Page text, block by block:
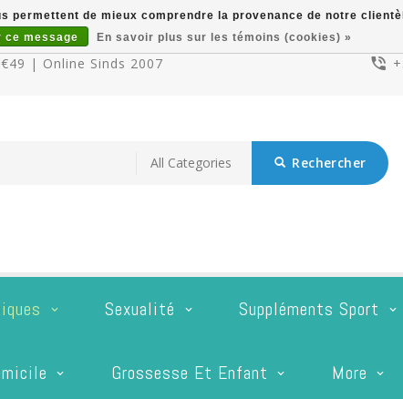
| Online Sinds 2007
Rechercher
Sexualité Suppléments Sport
Grossesse Et Enfant More
de mieux comprendre la provenance de notre
ce message En savoir plus sur les témoins (cookies) »